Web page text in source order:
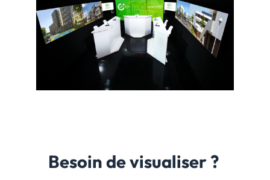
Besoin de visualiser ?